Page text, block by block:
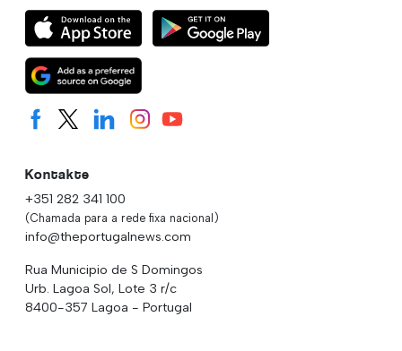
Kontakte
+351 282 341 100
(Chamada para a rede fixa nacional)
info@theportugalnews.com
Rua Municipio de S Domingos
Urb. Lagoa Sol, Lote 3 r/c
8400-357 Lagoa - Portugal